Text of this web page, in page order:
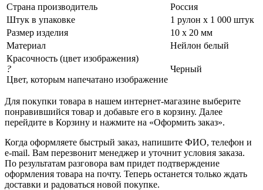
Страна производитель
Россия
Штук в упаковке
1 рулон х 1 000 штук
Размер изделия
10 х 20 мм
Материал
Нейлон белый
Красочность (цвет изображения)
?
Цвет, которым напечатано изображение
Черный
Для покупки товара в нашем интернет-магазине выберите
понравившийся товар и добавьте его в корзину. Далее
перейдите в Корзину и нажмите на «Оформить заказ».
Когда оформляете быстрый заказ, напишите ФИО, телефон и
e-mail. Вам перезвонит менеджер и уточнит условия заказа.
По результатам разговора вам придет подтверждение
оформления товара на почту. Теперь останется только ждать
доставки и радоваться новой покупке.